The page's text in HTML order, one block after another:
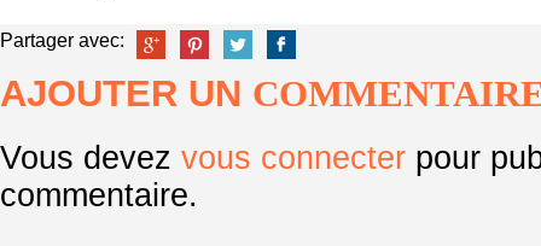
Partager avec:
AJOUTER UN
Vous devez vous connecter pour
commentaire.